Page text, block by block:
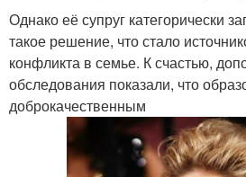
Однако её супруг категорически
такое решение, что стало
конфликта в семье. К счастью,
обследования показали, что
доброкачественным